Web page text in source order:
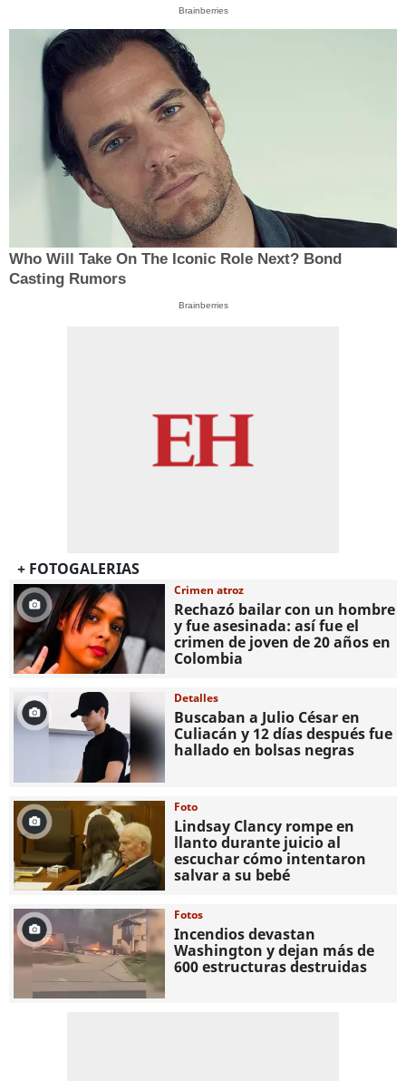
Brainberries
Who Will Take On The Iconic Role Next? Bond
Casting Rumors
Brainberries
+ FOTOGALERIAS
Crimen atroz
Rechazó bailar con un hombre
y fue asesinada: así fue el
crimen de joven de 20 años en
Colombia
Detalles
Buscaban a Julio César en
Culiacán y 12 días después fue
hallado en bolsas negras
Foto
Lindsay Clancy rompe en
llanto durante juicio al
escuchar cómo intentaron
salvar a su bebé
Fotos
Incendios devastan
Washington y dejan más de
600 estructuras destruidas